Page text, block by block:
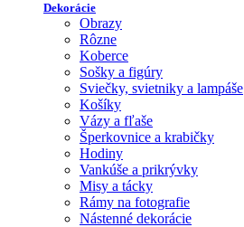
Dekorácie
Obrazy
Rôzne
Koberce
Sošky a figúry
Sviečky, svietniky a lampáše
Košíky
Vázy a fľaše
Šperkovnice a krabičky
Hodiny
Vankúše a prikrývky
Misy a tácky
Rámy na fotografie
Nástenné dekorácie